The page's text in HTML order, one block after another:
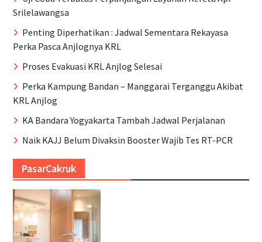
Srilelawangsa
Penting Diperhatikan : Jadwal Sementara Rekayasa
Perka Pasca Anjlognya KRL
Proses Evakuasi KRL Anjlog Selesai
Perka Kampung Bandan – Manggarai Terganggu Akibat
KRL Anjlog
KA Bandara Yogyakarta Tambah Jadwal Perjalanan
Naik KAJJ Belum Divaksin Booster Wajib Tes RT-PCR
PasarCakruk